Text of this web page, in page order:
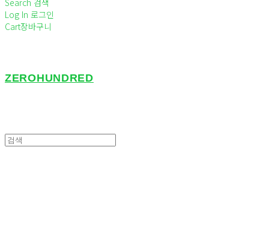
Search 검색
Log In 로그인
Cart장바구니
ZEROHUNDRED